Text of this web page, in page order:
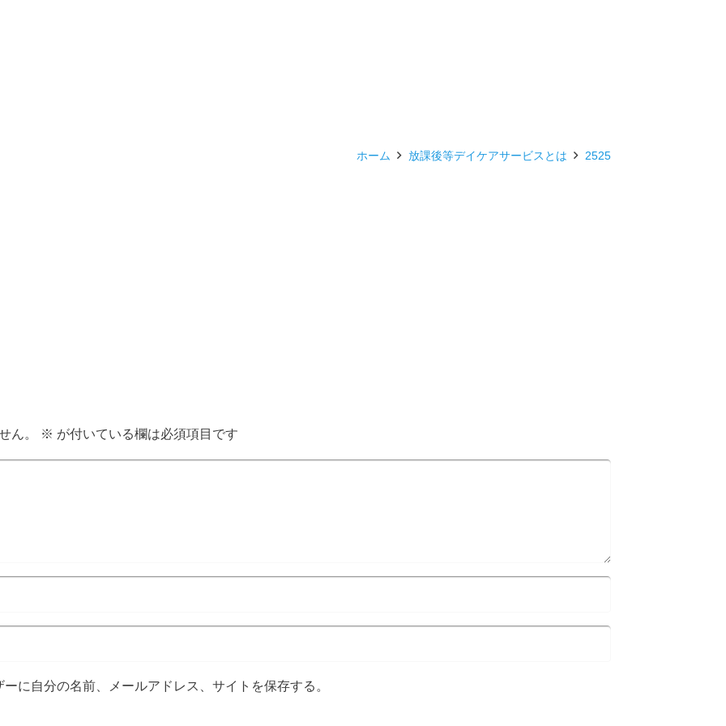
ホーム 放課後等デイケアサービスとは 2525
ん。 ※ が付いている欄は必須項目です
に自分の名前、メールアドレス、サイトを保存する。